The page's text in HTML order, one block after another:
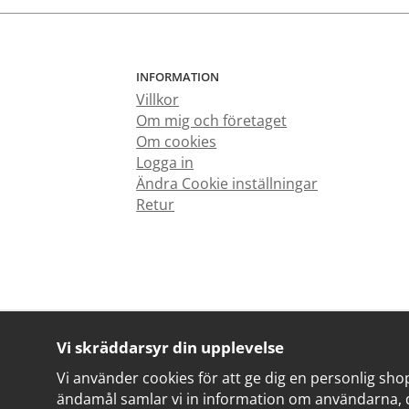
INFORMATION
Villkor
Om mig och företaget
Om cookies
Logga in
Ändra Cookie inställningar
Retur
Vi skräddarsyr din upplevelse
Vi använder cookies för att ge dig en personlig
ändamål samlar vi in information om